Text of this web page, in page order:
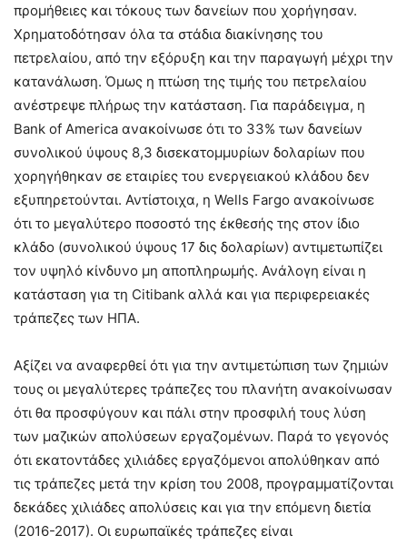
προμήθειες και τόκους των δανείων που χορήγησαν.
Χρηματοδότησαν όλα τα στάδια διακίνησης του
πετρελαίου, από την εξόρυξη και την παραγωγή μέχρι την
κατανάλωση. Όμως η πτώση της τιμής του πετρελαίου
ανέστρεψε πλήρως την κατάσταση. Για παράδειγμα, η
Bank of America ανακοίνωσε ότι το 33% των δανείων
συνολικού ύψους 8,3 δισεκατομμυρίων δολαρίων που
χορηγήθηκαν σε εταιρίες του ενεργειακού κλάδου δεν
εξυπηρετούνται. Αντίστοιχα, η Wells Fargo ανακοίνωσε
ότι το μεγαλύτερο ποσοστό της έκθεσής της στον ίδιο
κλάδο (συνολικού ύψους 17 δις δολαρίων) αντιμετωπίζει
τον υψηλό κίνδυνο μη αποπληρωμής. Ανάλογη είναι η
κατάσταση για τη Citibank αλλά και για περιφερειακές
τράπεζες των ΗΠΑ.
Αξίζει να αναφερθεί ότι για την αντιμετώπιση των ζημιών
τους οι μεγαλύτερες τράπεζες του πλανήτη ανακοίνωσαν
ότι θα προσφύγουν και πάλι στην προσφιλή τους λύση
των μαζικών απολύσεων εργαζομένων. Παρά το γεγονός
ότι εκατοντάδες χιλιάδες εργαζόμενοι απολύθηκαν από
τις τράπεζες μετά την κρίση του 2008, προγραμματίζονται
δεκάδες χιλιάδες απολύσεις και για την επόμενη διετία
(2016-2017). Οι ευρωπαϊκές τράπεζες είναι